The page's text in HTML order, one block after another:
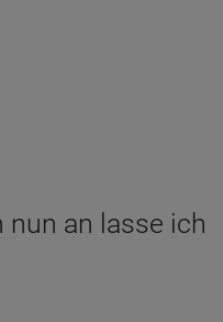
nun an lasse ich